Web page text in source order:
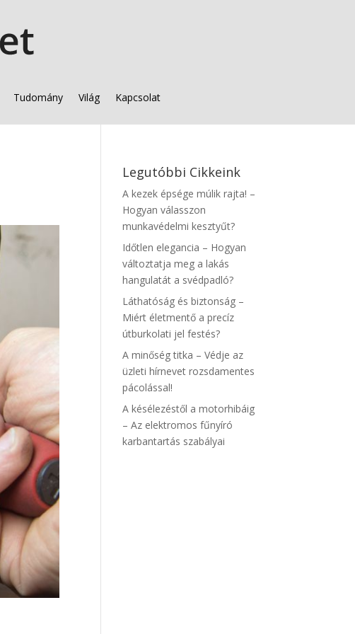
Tudomány Világ Kapcsolat
Legutóbbi Cikkeink
A kezek épsége múlik rajta! –
Hogyan válasszon
munkavédelmi kesztyűt?
Időtlen elegancia – Hogyan
változtatja meg a lakás
hangulatát a svédpadló?
Láthatóság és biztonság –
Miért életmentő a precíz
útburkolati jel festés?
A minőség titka – Védje az
üzleti hírnevet rozsdamentes
pácolással!
A késélezéstől a motorhibáig
– Az elektromos fűnyíró
karbantartás szabályai